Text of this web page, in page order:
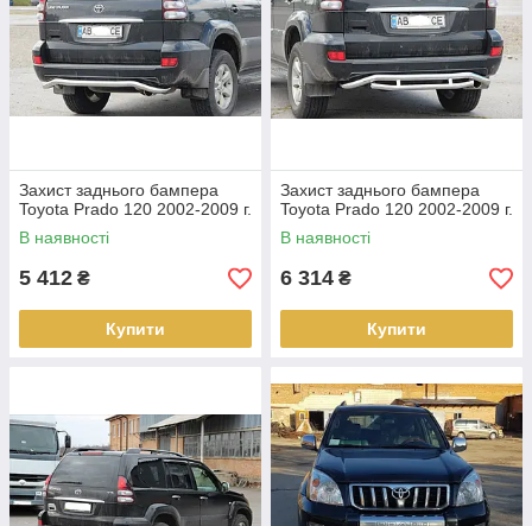
Захист заднього бампера
Toyota Prado 120 2002-2009 г.
В наявності
5 412 ₴
Купити
Захист заднього бампера
Toyota Prado 120 2002-2009 г.
В наявності
6 314 ₴
Купити